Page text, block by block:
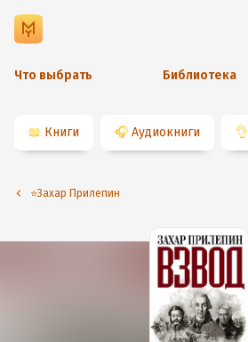
Что выбрать Библиотека
📖 Книги 🎧 Аудиокниги 👌
⭐️Захар Прилепин